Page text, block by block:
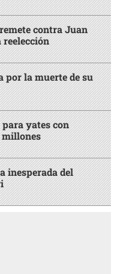
contra Juan
reelección
por la muerte de su
yates con
millones
inesperada del